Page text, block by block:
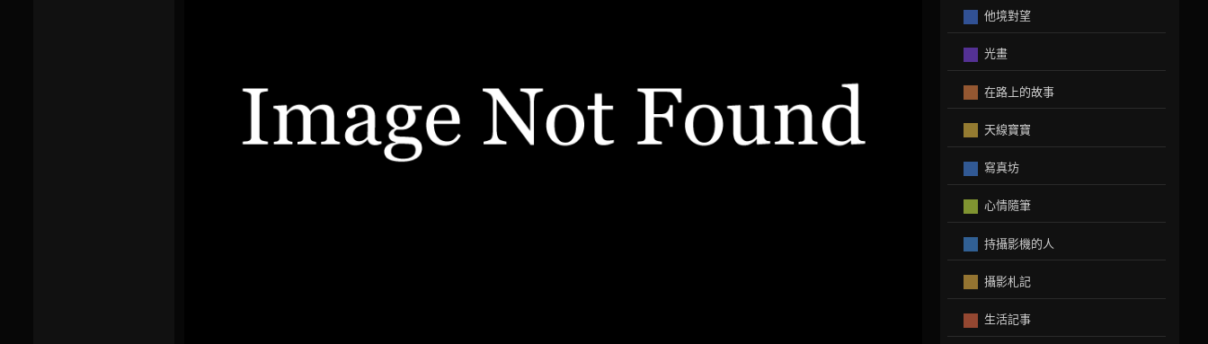
他境對望
光畫
在路上的故事
天線寶寶
寫真坊
心情隨筆
持攝影機的人
攝影札記
生活記事